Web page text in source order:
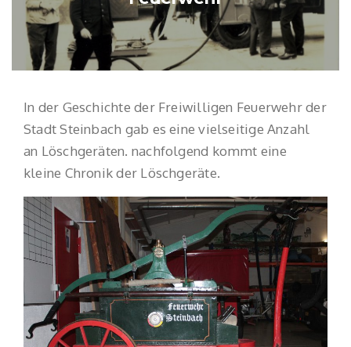
In der Geschichte der Freiwilligen Feuerwehr der
Stadt Steinbach gab es eine vielseitige Anzahl
an Löschgeräten. nachfolgend kommt eine
kleine Chronik der Löschgeräte.